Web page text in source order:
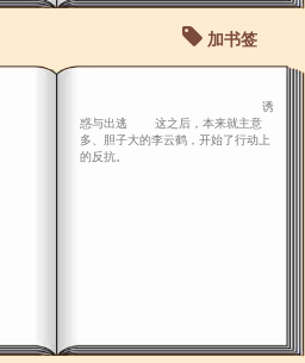
加书签
诱
惑与出逃 这之后，本来就主意
多、胆子大的李云鹤，开始了行动上
的反抗。